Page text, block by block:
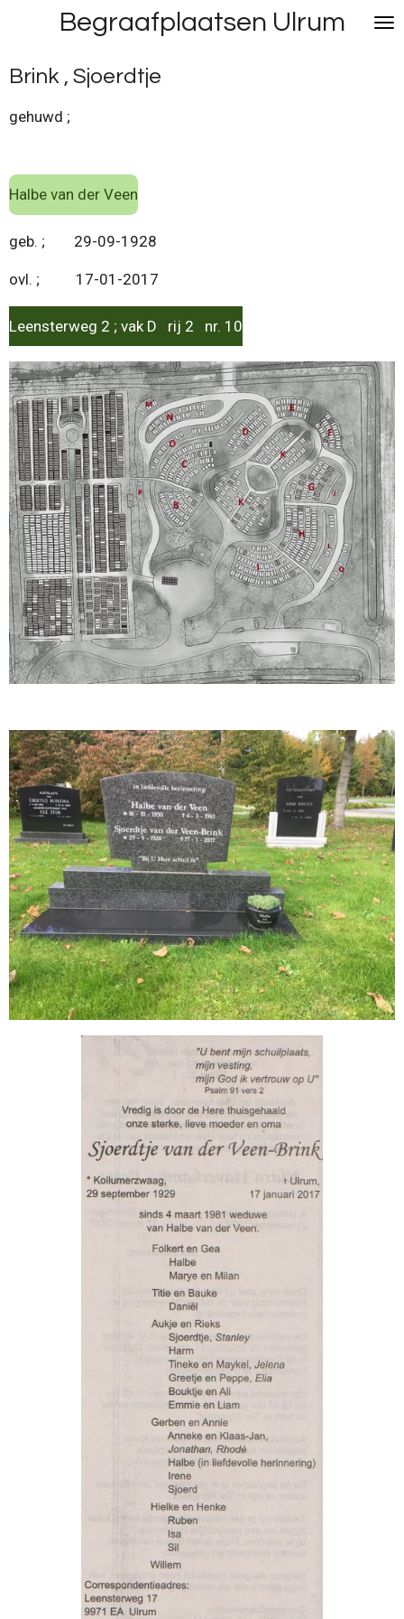
naar
de
hoofdinhoud
Begraafplaatsen Ulrum
Brink , Sjoerdtje
gehuwd ;
Halbe van der Veen
geb. ; 29-09-1928
ovl. ; 17-01-2017
Leensterweg 2 ; vak D rij 2 nr. 10